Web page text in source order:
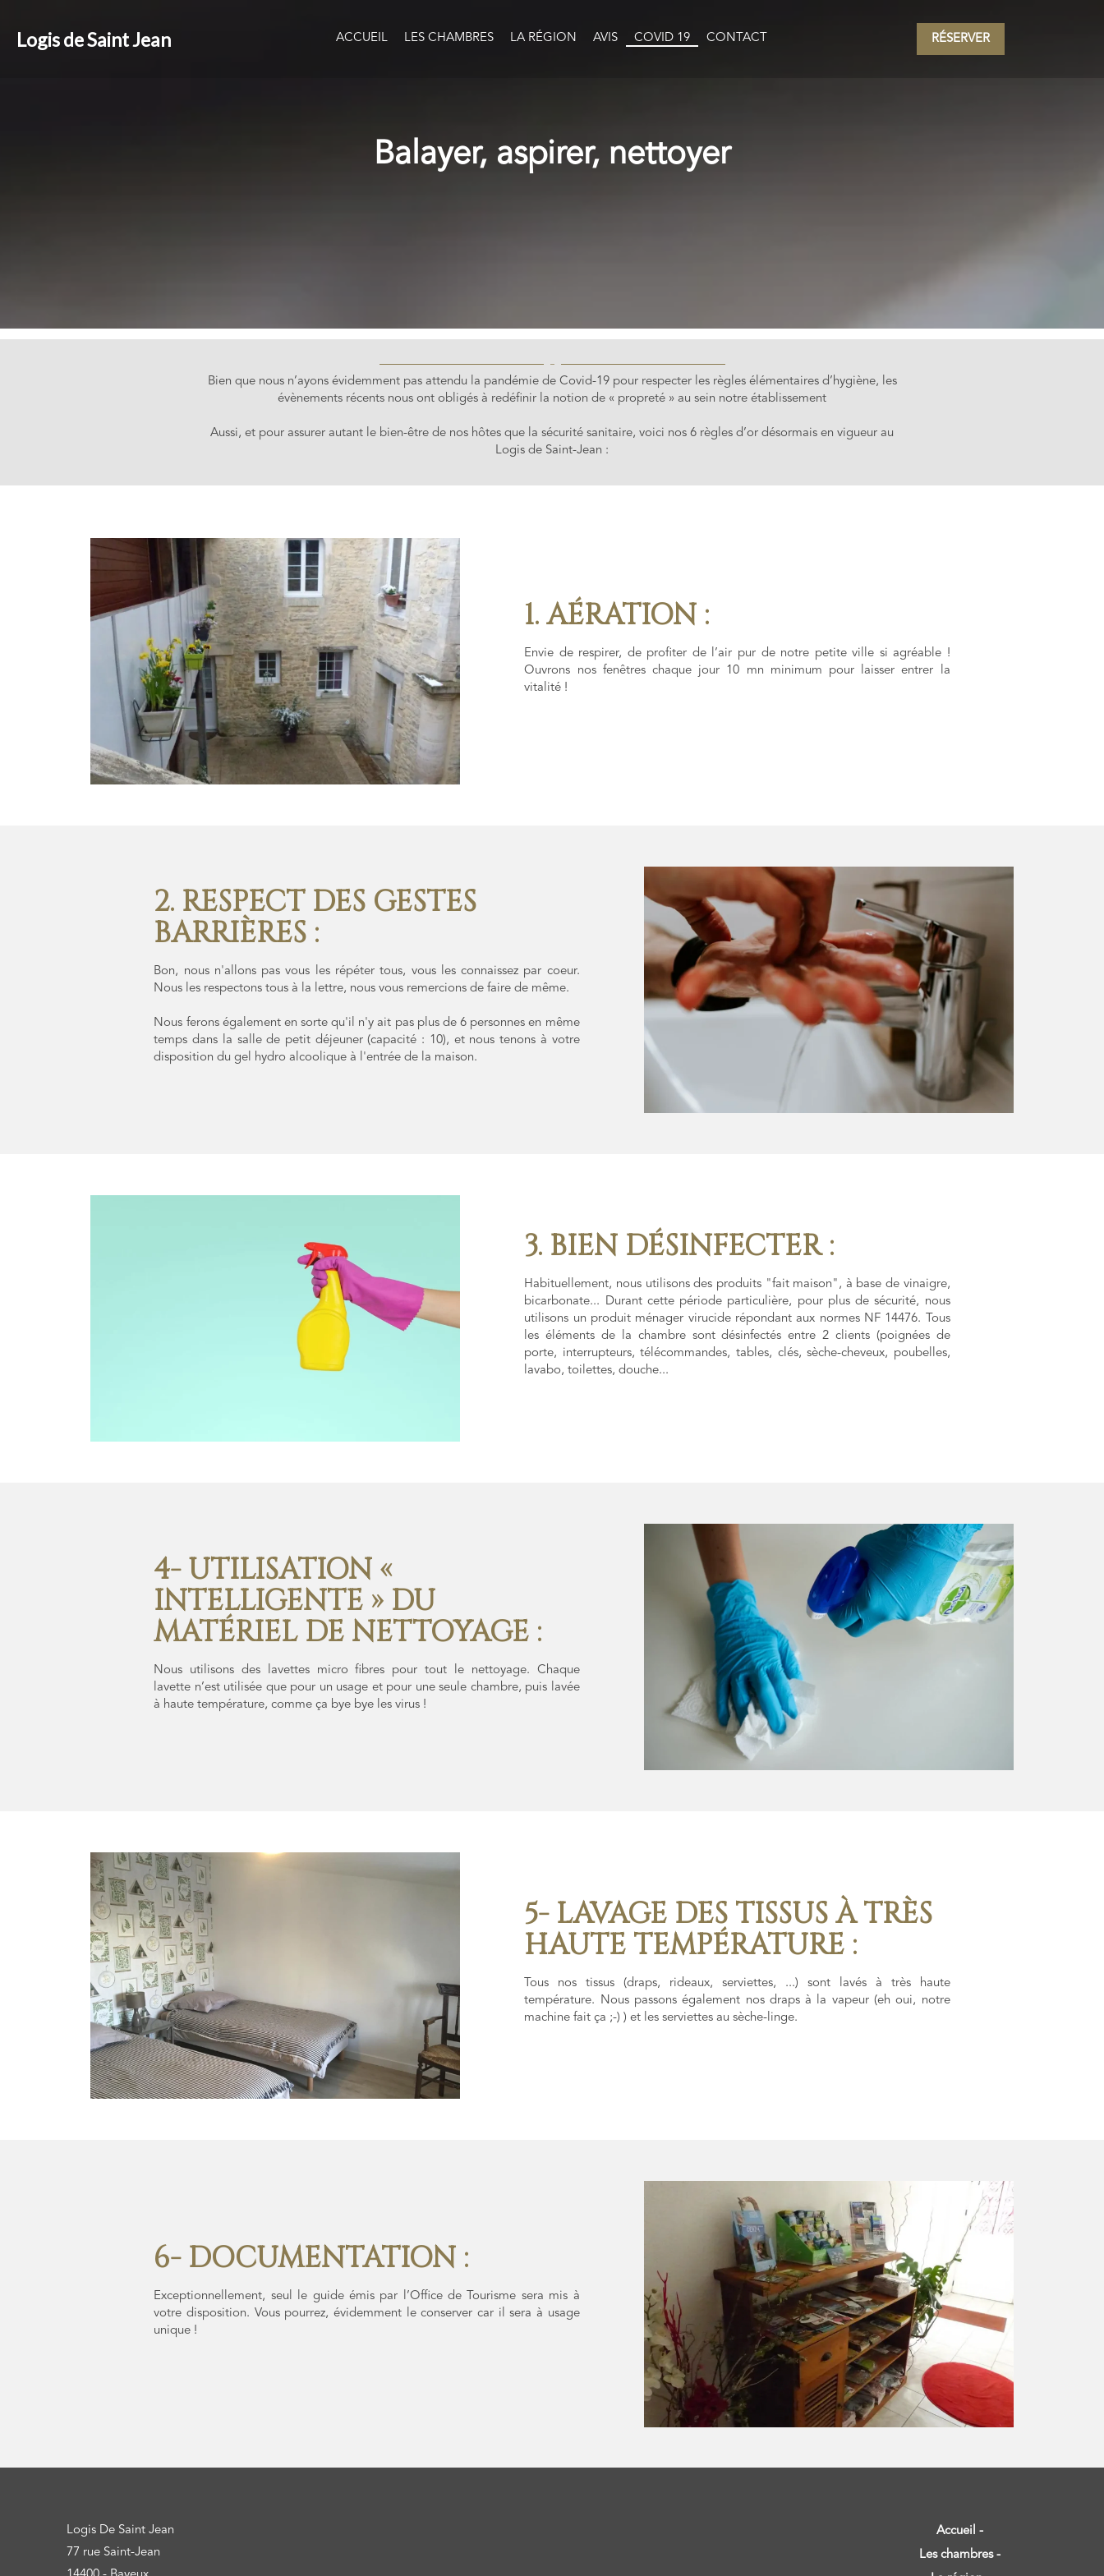
Logis de Saint Jean ACCUEIL LES CHAMBRES LA RÉGION AVIS COVID 19 CONTACT RÉSERVER
Balayer, aspirer, nettoyer
Bien que nous n’ayons évidemment pas attendu la pandémie de Covid-19 pour respecter les règles élémentaires d’hygiène, les
évènements récents nous ont obligés à redéfinir la notion de « propreté » au sein notre établissement
Aussi, et pour assurer autant le bien-être de nos hôtes que la sécurité sanitaire, voici nos 6 règles d’or désormais en vigueur au
Logis de Saint-Jean :
1. AÉRATION :
Envie de respirer, de profiter de l’air pur de notre petite ville si agréable !
Ouvrons nos fenêtres chaque jour 10 mn minimum pour laisser entrer la
vitalité !
2. RESPECT DES GESTES
BARRIÈRES :
Bon, nous n'allons pas vous les répéter tous, vous les connaissez par coeur.
Nous les respectons tous à la lettre, nous vous remercions de faire de même.
Nous ferons également en sorte qu'il n'y ait pas plus de 6 personnes en même
temps dans la salle de petit déjeuner (capacité : 10), et nous tenons à votre
disposition du gel hydro alcoolique à l'entrée de la maison.
3. BIEN DÉSINFECTER :
Habituellement, nous utilisons des produits "fait maison", à base de vinaigre,
bicarbonate... Durant cette période particulière, pour plus de sécurité, nous
utilisons un produit ménager virucide répondant aux normes NF 14476. Tous
les éléments de la chambre sont désinfectés entre 2 clients (poignées de
porte, interrupteurs, télécommandes, tables, clés, sèche-cheveux, poubelles,
lavabo, toilettes, douche...
4- UTILISATION «
INTELLIGENTE » DU
MATÉRIEL DE NETTOYAGE :
Nous utilisons des lavettes micro fibres pour tout le nettoyage. Chaque
lavette n’est utilisée que pour un usage et pour une seule chambre, puis lavée
à haute température, comme ça bye bye les virus !
5- LAVAGE DES TISSUS À TRÈS
HAUTE TEMPÉRATURE :
Tous nos tissus (draps, rideaux, serviettes, ...) sont lavés à très haute
température. Nous passons également nos draps à la vapeur (eh oui, notre
machine fait ça ;-) ) et les serviettes au sèche-linge.
6- DOCUMENTATION :
Exceptionnellement, seul le guide émis par l’Office de Tourisme sera mis à
votre disposition. Vous pourrez, évidemment le conserver car il sera à usage
unique !
Logis De Saint Jean
77 rue Saint-Jean
Accueil
Les chambres